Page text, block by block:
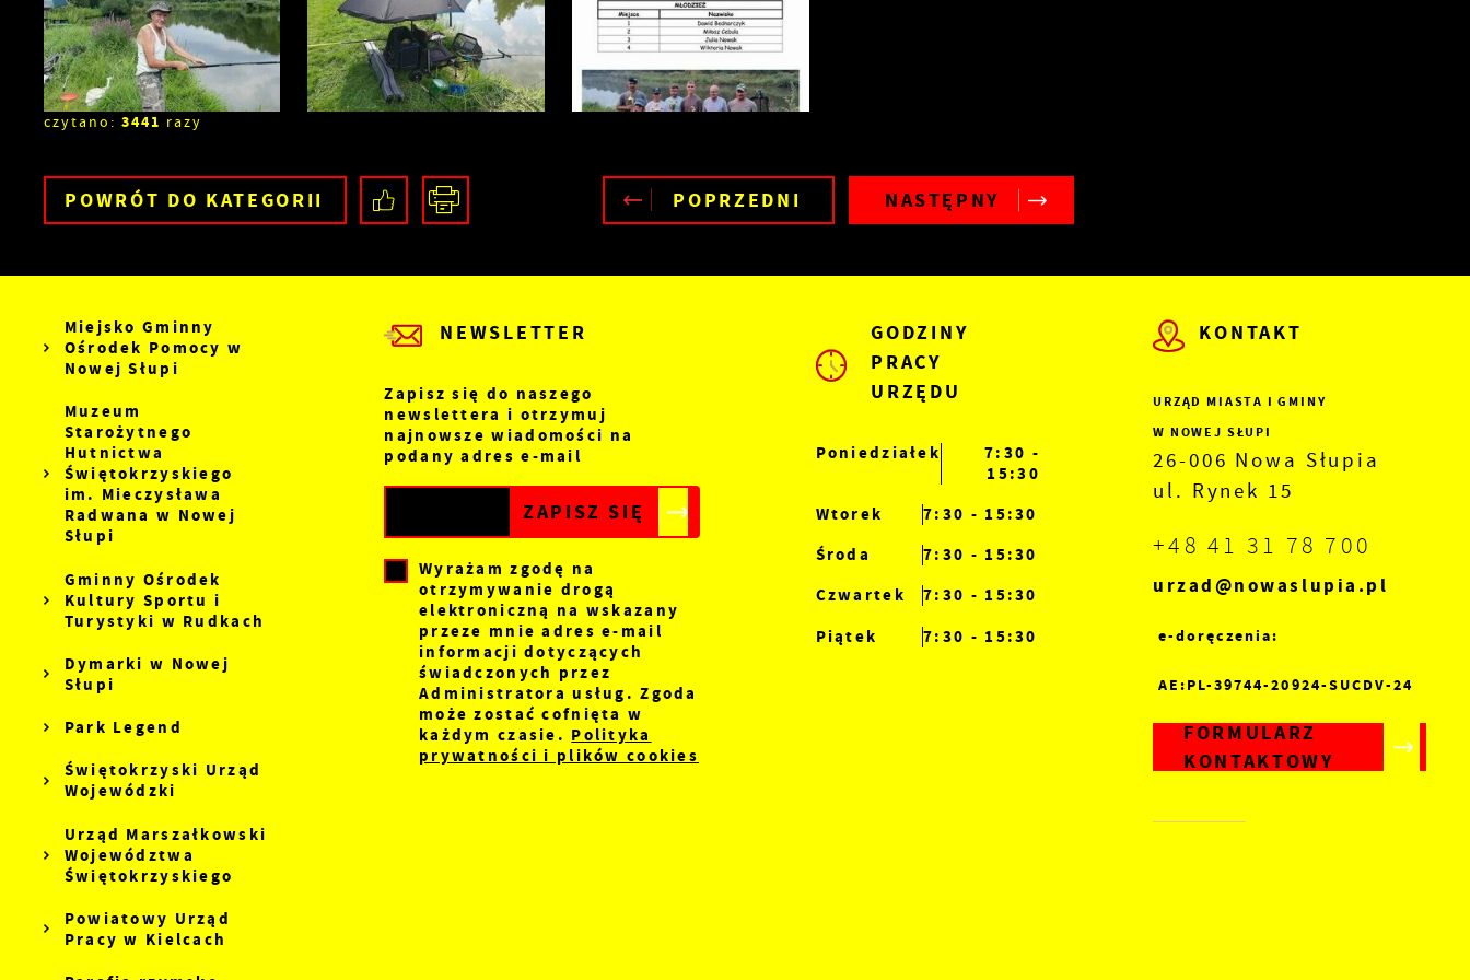
czytano: 3441 razy
POWRÓT DO KATEGORII POPRZEDNI NASTĘPNY
Miejsko Gminny
Ośrodek Pomocy w
Nowej Słupi
Muzeum
Starożytnego
Hutnictwa
Świętokrzyskiego
im. Mieczysława
Radwana w Nowej
Słupi
Gminny Ośrodek
Kultury Sportu i
Turystyki w Rudkach
Dymarki w Nowej
Słupi
Park Legend
Świętokrzyski Urząd
Wojewódzki
Urząd Marszałkowski
Województwa
Świętokrzyskiego
Powiatowy Urząd
Pracy w Kielcach
NEWSLETTER
Zapisz się do naszego
newslettera i otrzymuj
najnowsze wiadomości na
podany adres e-mail
Wyrażam zgodę na
otrzymywanie drogą
elektroniczną na wskazany
przeze mnie adres e-mail
informacji dotyczących
świadczonych przez
Administratora usług. Zgoda
może zostać cofnięta w
każdym czasie. Polityka
prywatności i plików cookies
GODZINY
PRACY
URZĘDU
Poniedziałek
7:30 -
15:30
Wtorek
7:30 - 15:30
Środa
7:30 - 15:30
Czwartek
7:30 - 15:30
Piątek
7:30 - 15:30
KONTAKT
URZĄD MIASTA I GMINY
W NOWEJ SŁUPI
26-006 Nowa Słupia
ul. Rynek 15
+48 41 31 78 700
urzad@nowaslupia.pl
e-doręczenia:
AE:PL-39744-20924-SUCDV-24
FORMULARZ
KONTAKTOWY